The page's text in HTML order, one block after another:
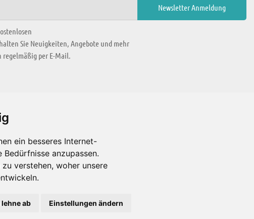
ein besseres Internet-
anzupassen.
verstehen, woher unsere
lehne ab Einstellungen ändern
Sie Neuigkeiten, Angebote und mehr
regelmäßig per E-Mail.
Es gibt uns auch in